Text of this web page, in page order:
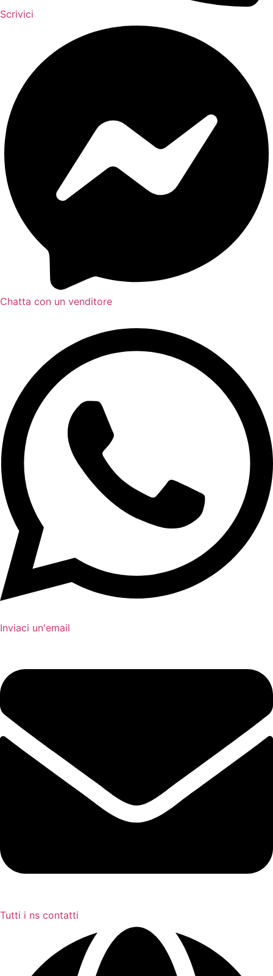
Scrivici
Chatta con un venditore
Inviaci un'email
Tutti i ns contatti